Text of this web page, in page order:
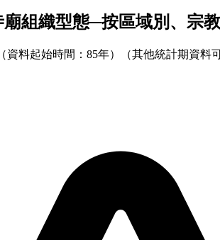
廟組織型態─按區域別、宗
料起始時間：85年）（其他統計期資料